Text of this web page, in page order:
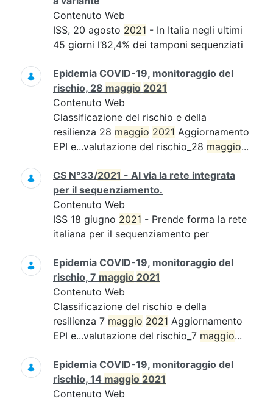
Contenuto Web
ISS, 20 agosto 2021 - In Italia negli ultimi
45 giorni l’82,4% dei tamponi sequenziati
Epidemia COVID-19, monitoraggio del
rischio, 28 maggio 2021
Contenuto Web
Classificazione del rischio e della
resilienza 28 maggio 2021 Aggiornamento
EPI e...valutazione del rischio_28 maggio...
CS N°33/2021 - Al via la rete integrata
per il sequenziamento.
Contenuto Web
ISS 18 giugno 2021 - Prende forma la rete
italiana per il sequenziamento per
Epidemia COVID-19, monitoraggio del
rischio, 7 maggio 2021
Contenuto Web
Classificazione del rischio e della
resilienza 7 maggio 2021 Aggiornamento
EPI e...valutazione del rischio_7 maggio...
Epidemia COVID-19, monitoraggio del
rischio, 14 maggio 2021
Contenuto Web